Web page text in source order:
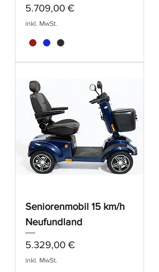
Preis
5.709,00 €
inkl. MwSt.
Seniorenmobil 15 km/h
Neufundland
Preis
5.329,00 €
inkl. MwSt.